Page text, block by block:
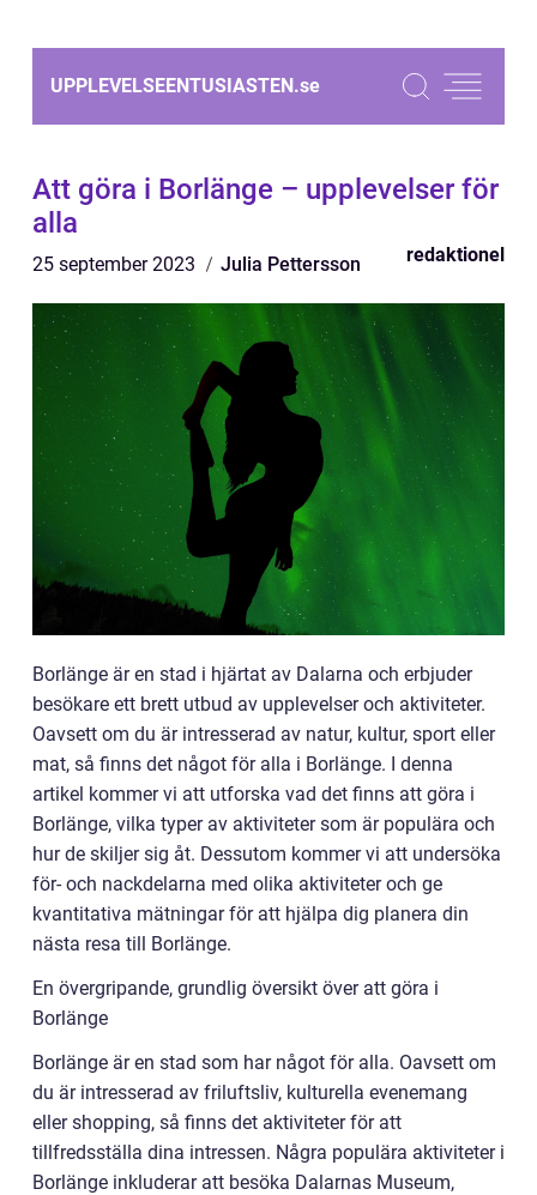
UPPLEVELSEENTUSIASTEN.se
Att göra i Borlänge – upplevelser för
alla
25 september 2023 Julia Pettersson redaktionel
Borlänge är en stad i hjärtat av Dalarna och erbjuder
besökare ett brett utbud av upplevelser och aktiviteter.
Oavsett om du är intresserad av natur, kultur, sport eller
mat, så finns det något för alla i Borlänge. I denna
artikel kommer vi att utforska vad det finns att göra i
Borlänge, vilka typer av aktiviteter som är populära och
hur de skiljer sig åt. Dessutom kommer vi att undersöka
för- och nackdelarna med olika aktiviteter och ge
kvantitativa mätningar för att hjälpa dig planera din
nästa resa till Borlänge.
En övergripande, grundlig översikt över att göra i
Borlänge
Borlänge är en stad som har något för alla. Oavsett om
du är intresserad av friluftsliv, kulturella evenemang
eller shopping, så finns det aktiviteter för att
tillfredsställa dina intressen. Några populära aktiviteter i
Borlänge inkluderar att besöka Dalarnas Museum,